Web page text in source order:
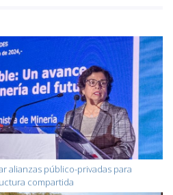
alianzas público-privadas para
compartida